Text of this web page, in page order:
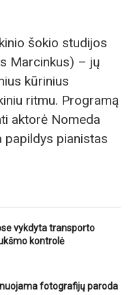
šokio studijos
Marcinkus) – jų
kūrinius
ritmu. Programą
aktorė Nomeda
papildys pianistas
vykdyta transporto
kontrolė
fotografijų paroda